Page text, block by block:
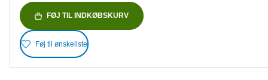
FØJ TIL INDKØBSKURV
Føj til ønskeliste